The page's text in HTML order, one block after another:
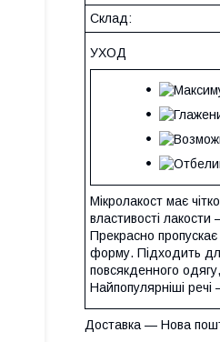
Склад:
УХОД
Мікролакост має
властивості лакости
Прекрасно
форму. Підходить
повсякденного
Найпопулярніші
Доставка — Нова